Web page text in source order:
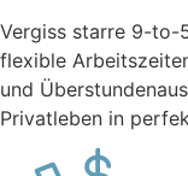
Vergiss starre 9-to-
flexible
und
Privatleben in